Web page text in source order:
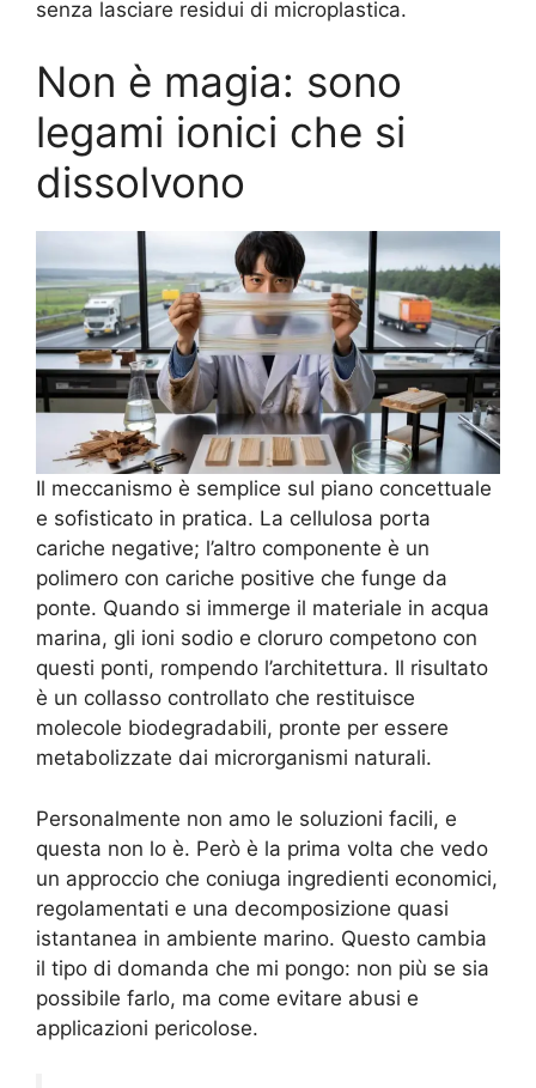
senza lasciare residui di microplastica.
Non è magia: sono
legami ionici che si
dissolvono
Il meccanismo è semplice sul piano concettuale
e sofisticato in pratica. La cellulosa porta
cariche negative; l’altro componente è un
polimero con cariche positive che funge da
ponte. Quando si immerge il materiale in acqua
marina, gli ioni sodio e cloruro competono con
questi ponti, rompendo l’architettura. Il risultato
è un collasso controllato che restituisce
molecole biodegradabili, pronte per essere
metabolizzate dai microrganismi naturali.
Personalmente non amo le soluzioni facili, e
questa non lo è. Però è la prima volta che vedo
un approccio che coniuga ingredienti economici,
regolamentati e una decomposizione quasi
istantanea in ambiente marino. Questo cambia
il tipo di domanda che mi pongo: non più se sia
possibile farlo, ma come evitare abusi e
applicazioni pericolose.